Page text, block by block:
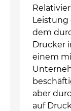
Leistung
dem
Drucker
einem
aber
auf